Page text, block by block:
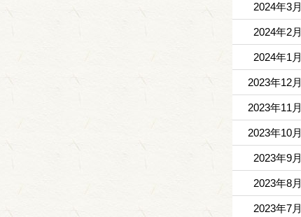
2024年3月
2024年2月
2024年1月
2023年12月
2023年11月
2023年10月
2023年9月
2023年8月
2023年7月